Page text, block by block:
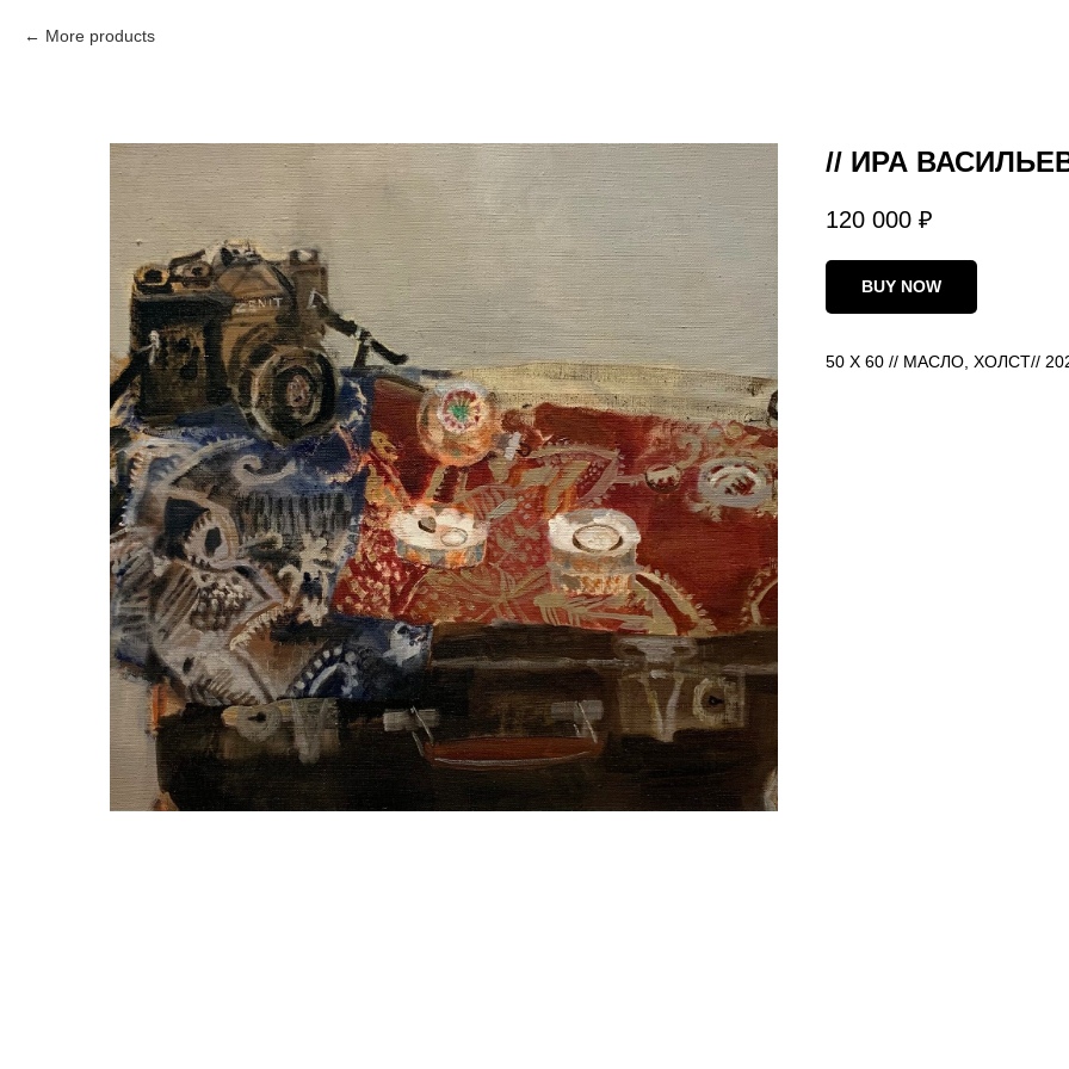
More products
// ИРА
120 000 ₽
BUY NOW
50 Х 60 // МАСЛО, ХОЛСТ//